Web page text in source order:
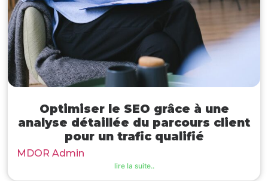
Optimiser le SEO grâce à une
analyse détaillée du parcours client
pour un trafic qualifié
MDOR Admin
lire la suite..